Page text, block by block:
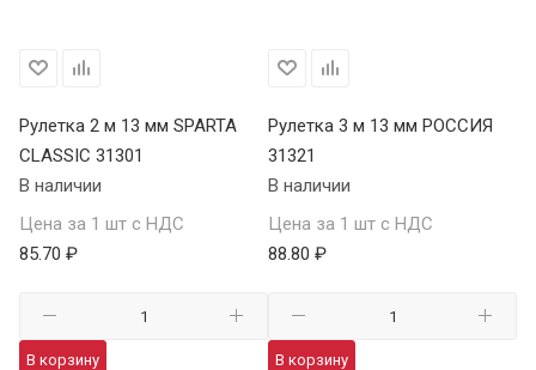
Рулетка 2 м 13 мм SPARTA
CLASSIC 31301
В наличии
Цена за 1 шт с НДС
85.70 ₽
В корзину
Рулетка 3 м 13 мм РОССИЯ
31321
В наличии
Цена за 1 шт с НДС
88.80 ₽
В корзину